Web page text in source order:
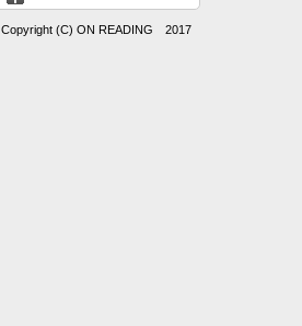
Copyright (C) ON READING 2017